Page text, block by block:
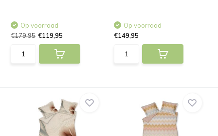
Op voorraad
€179,95 €119,95
Op voorraad
€149,95